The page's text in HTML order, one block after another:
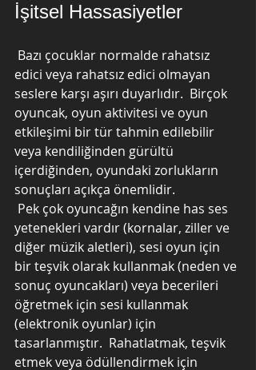
İşitsel Hassasiyetler
edici veya rahatsız edici olmayan
seslere karşı aşırı duyarlıdır.  Birçok
oyuncak, oyun aktivitesi ve oyun
etkileşimi bir tür tahmin edilebilir
veya kendiliğinden gürültü
içerdiğinden, oyundaki zorlukların
sonuçları açıkça önemlidir.
yetenekleri vardır (kornalar, ziller ve
diğer müzik aletleri), sesi oyun için
bir teşvik olarak kullanmak (neden ve
sonuç oyuncakları) veya becerileri
öğretmek için sesi kullanmak
(elektronik oyunlar) için
tasarlanmıştır.  Rahatlatmak, teşvik
etmek veya ödüllendirmek için